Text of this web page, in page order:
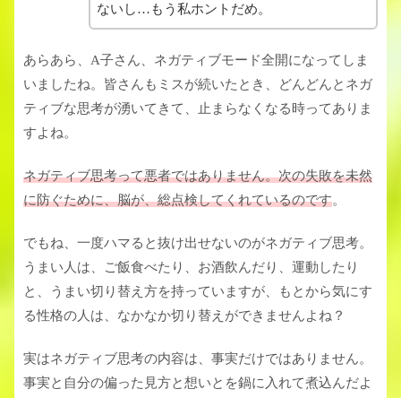
ないし…もう私ホントだめ。
あらあら、A子さん、ネガティブモード全開になってしま
いましたね。皆さんもミスが続いたとき、どんどんとネガ
ティブな思考が湧いてきて、止まらなくなる時ってありま
すよね。
ネガティブ思考って悪者ではありません。次の失敗を未然
に防ぐために、脳が、総点検してくれているのです。
でもね、一度ハマると抜け出せないのがネガティブ思考。
うまい人は、ご飯食べたり、お酒飲んだり、運動したり
と、うまい切り替え方を持っていますが、もとから気にす
る性格の人は、なかなか切り替えができませんよね？
実はネガティブ思考の内容は、事実だけではありません。
事実と自分の偏った見方と想いとを鍋に入れて煮込んだよ